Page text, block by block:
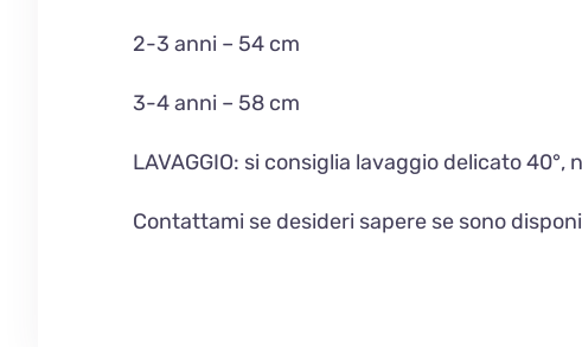
2-3 anni – 54 cm
3-4 anni – 58 cm
LAVAGGIO: si consiglia lavaggio delicato
Contattami se desideri sapere se sono